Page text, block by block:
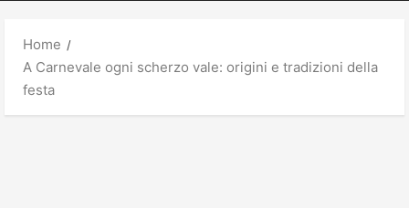
Home
A Carnevale ogni scherzo vale: origini e tradizioni della
festa